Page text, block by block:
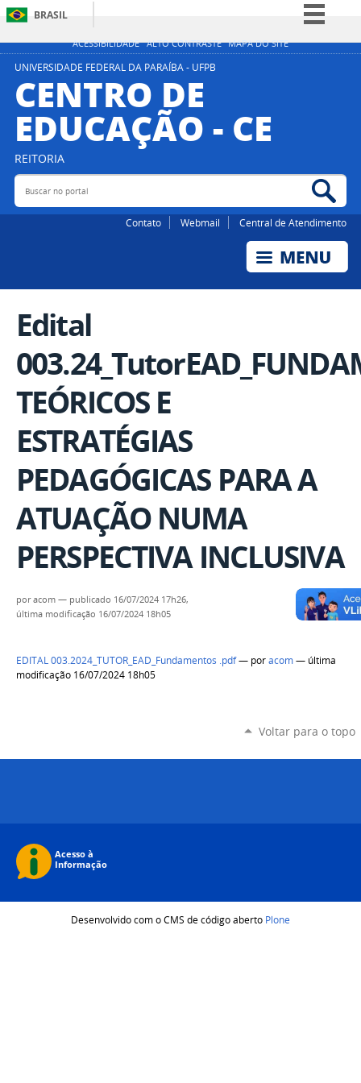
ACESSIBILIDADE ALTO CONTRASTE MAPA DO SITE
BRASIL
Simplifique!
Acesso à informação
Legislação
UNIVERSIDADE FEDERAL DA PARAÍBA - UFPB
CENTRO DE
EDUCAÇÃO - CE
REITORIA
Buscar no portal
Contato Webmail Central de Atendimento
Edital
TEÓRICOS E
ESTRATÉGIAS
PEDAGÓGICAS PARA A
ATUAÇÃO NUMA
PERSPECTIVA INCLUSIVA
poracom — publicado 16/07/2024 17h26,
última modificação 16/07/2024 18h05
EDITAL 003.2024_TUTOR_EAD_Fundamentos .pdf— poracom— última
modificação 16/07/2024 18h05
Voltar para o topo
Desenvolvido com o CMS de código aberto Plone